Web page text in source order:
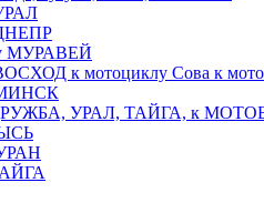
ДНЕПР
МУРАВЕЙ
к мотоциклу Сова к
МИНСК
ДРУЖБА, УРАЛ, ТАЙГА, к